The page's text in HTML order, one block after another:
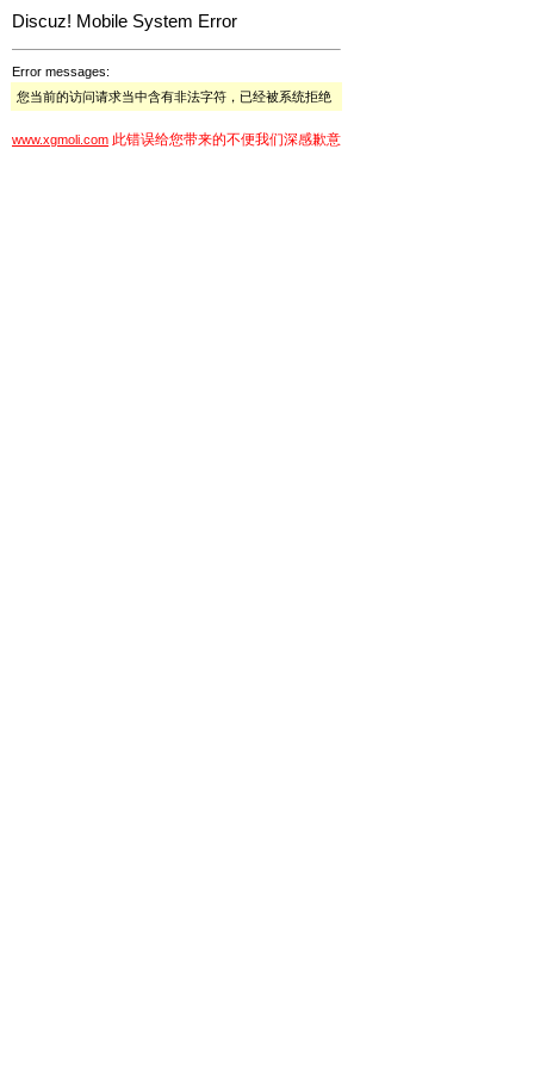
Discuz! Mobile System Error
Error messages:
您当前的访问请求当中含有非法字符，已经被系统拒绝
www.xgmoli.com 此错误给您带来的不便我们深感歉意